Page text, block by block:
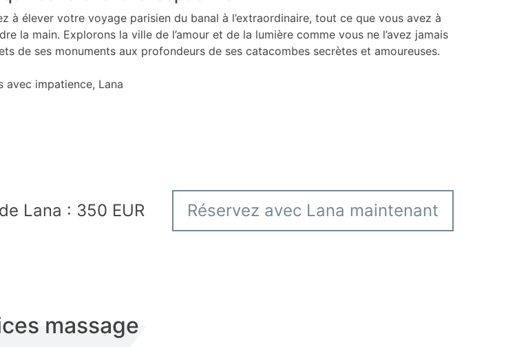
à élever votre voyage parisien du banal à l’extraordinaire, tout ce que vous avez à
la main. Explorons la ville de l’amour et de la lumière comme vous ne l’avez jamais
de ses monuments aux profondeurs de ses catacombes secrètes et amoureuses.
avec impatience, Lana
Lana : 350 EUR Réservez avec Lana maintenant
massage